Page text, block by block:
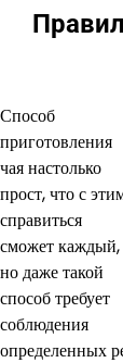
Способ
приготовления
чая настолько
прост, что с
справиться
сможет каждый,
но даже такой
способ требует
соблюдения
определенных